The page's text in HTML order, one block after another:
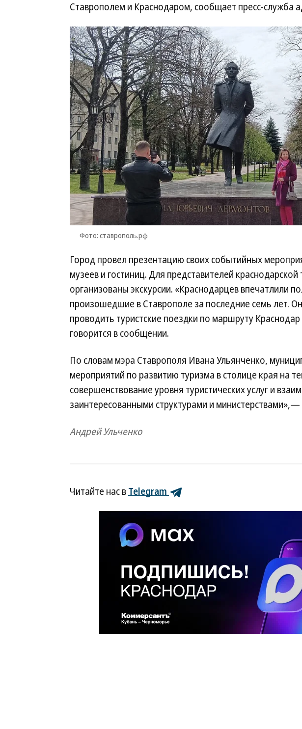
Ставрополем и Краснодаром, сообщает пресс-служба
Фото: ставрополь.рф
Город провел презентацию своих событийных
музеев и гостиниц. Для представителей
организованы экскурсии. «Краснодарцев впечатлили
произошедшие в Ставрополе за последние семь лет.
проводить туристские поездки по маршруту
говорится в сообщении.
По словам мэра Ставрополя Ивана Ульянченко,
мероприятий по развитию туризма в столице края на
совершенствование уровня туристических услуг и
заинтересованными структурами и
Андрей Ульченко
Читайте нас вTelegram